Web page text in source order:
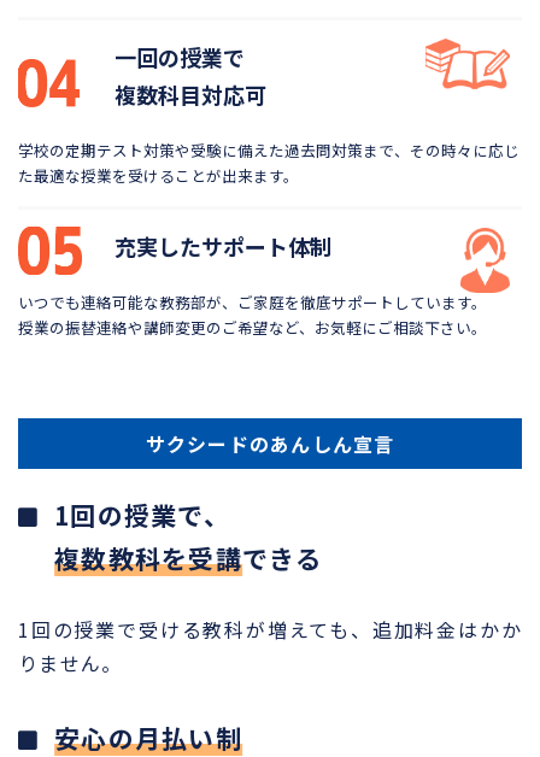
一回の授業で
複数科目対応可
学校の定期テスト対策や受験に備えた過去問対策まで、 その時々に応じ
た最適な授業を受けることが出来ます。
充実したサポート体制
いつでも連絡可能な教務部が、ご家庭を徹底サポートしています。
授業の振替連絡や講師変更のご希望など、お気軽にご相談下さい。
サクシードのあんしん宣言
1回の授業で、
複数教科を受講できる
1回の授業で受ける教科が増えても、追加料金はかか
りません。
安心の月払い制